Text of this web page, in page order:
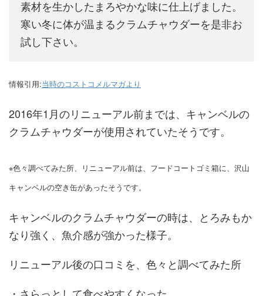
素材を生かしたまろやかな味に仕上げました。
寒い冬に体が温まるクラムチャウダーを是非お
試し下さい。
情報引用:当時のコストコメルマガより
2016年1月のリニューアル前までは、キャンベルの
クラムチャウダーが使用されていたそうです。
※色々調べてみた所、リニューアル前は、フードコートゴミ箱に、沢山
キャンベルの空き缶があったそうです。
キャンベルのクラムチャウダーの時は、とろみもか
なり強く、魚介感が強かった様子。
リニューアル後の口コミを、色々と調べてみた所